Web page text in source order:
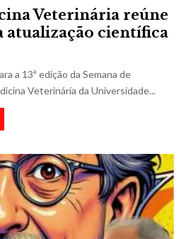
Veterinária reúne
atualização científica
a 13ª edição da Semana de
Veterinária da Universidade...